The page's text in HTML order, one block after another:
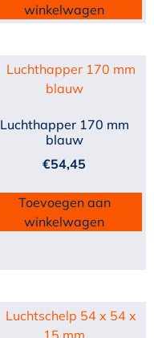
winkelwagen
Luchthapper 170 mm
blauw
€54,45
Toevoegen aan
winkelwagen